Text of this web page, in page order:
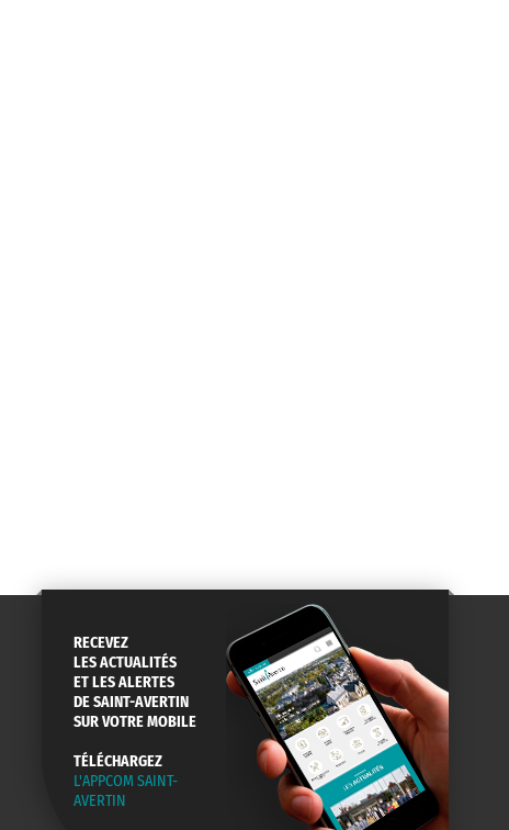
RECEVEZ
LES ACTUALITÉS
ET LES ALERTES
DE SAINT-AVERTIN
SUR VOTRE MOBILE
TÉLÉCHARGEZ
L'APPCOM SAINT-
AVERTIN